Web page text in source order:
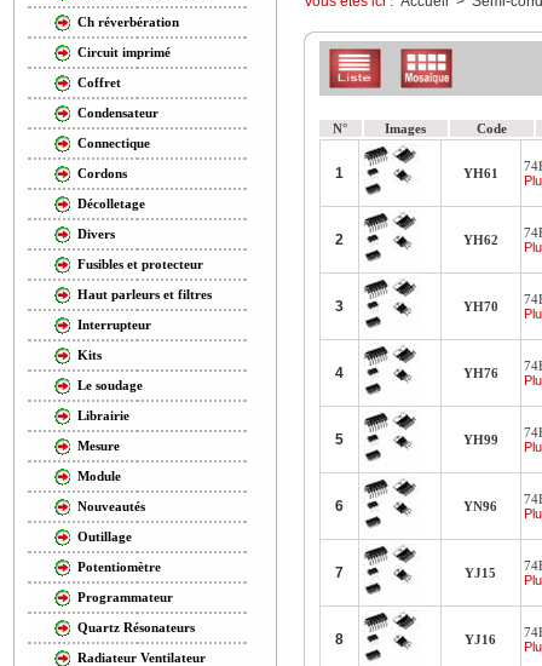
Ch réverbération
Circuit imprimé
Coffret
Condensateur
Connectique
Cordons
Décolletage
Divers
Fusibles et protecteur
Haut parleurs et filtres
Interrupteur
Kits
Le soudage
Librairie
Mesure
Module
Nouveautés
Outillage
Potentiomètre
Programmateur
Quartz Résonateurs
Radiateur Ventilateur
N° Images Code
1 YH61
2 YH62
3 YH70
4 YH76
5 YH99
6 YN96
7 YJ15
8 YJ16